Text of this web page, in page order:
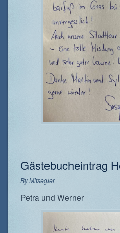
Gästebucheintrag
ByMitsegler
Petra und Werner